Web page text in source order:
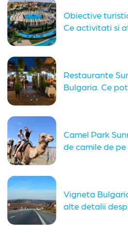
Obiective
Ce activitati si
Restaurante
Bulgaria. Ce
Camel Park
de camile de pe
Vigneta
alte detalii